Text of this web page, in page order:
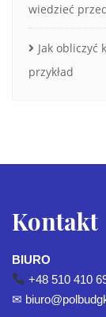
wiedzieć
Jak obliczyć
przykład
Kontakt
BIURO
+48 510 410
✉